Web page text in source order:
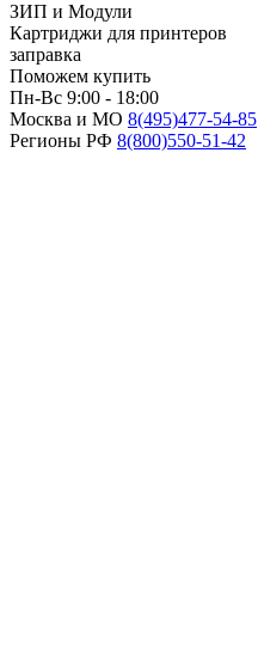
ЗИП и Модули
Картриджи для принтеров
заправка
Поможем купить
Пн-Вс 9:00 - 18:00
Москва и МО 8(495)477-54-85
Регионы РФ 8(800)550-51-42